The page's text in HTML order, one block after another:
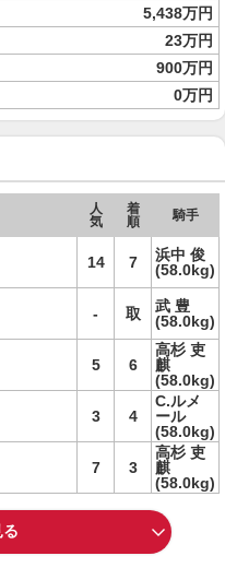
5,438万円
23万円
900万円
0万円
人
気
着
順
騎手
14 7
浜中 俊
(58.0kg)
- 取
武 豊
(58.0kg)
5 6
高杉 吏
麒
(58.0kg)
3 4
C.ルメ
ール
(58.0kg)
7 3
高杉 吏
麒
(58.0kg)
る